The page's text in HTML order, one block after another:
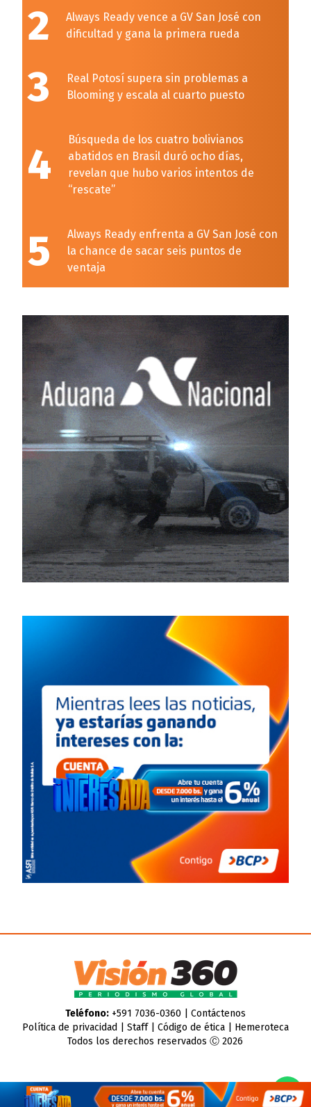
2
Always Ready vence a GV San José con
dificultad y gana la primera rueda
3
Real Potosí supera sin problemas a
Blooming y escala al cuarto puesto
4
Búsqueda de los cuatro bolivianos
abatidos en Brasil duró ocho días,
revelan que hubo varios intentos de
“rescate”
5
Always Ready enfrenta a GV San José con
la chance de sacar seis puntos de
ventaja
Teléfono:+591 7036-0360 | Contáctenos
Política de privacidad
Staff| Código de ética| Hemeroteca
Todos los derechos reservados Ⓒ 2026